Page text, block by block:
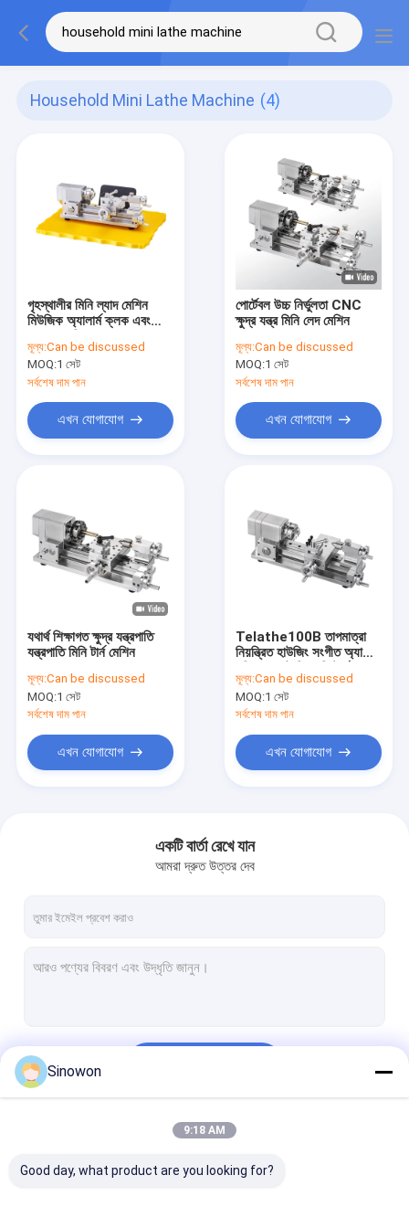
Household Mini Lathe Machine (4)
গৃহস্থালীর মিনি ল্যাদ মেশিন
মিউজিক অ্যালার্ম ক্লক এবং
মূল্য:Can be discussed
MOQ:1 সেট
সর্বশেষ দাম পান
এখন যোগাযোগ
পোর্টেবল উচ্চ নির্ভুলতা CNC
ক্ষুদ্র যন্ত্র মিনি লেদ মেশিন
মূল্য:Can be discussed
MOQ:1 সেট
সর্বশেষ দাম পান
এখন যোগাযোগ
যথার্থ শিক্ষাগত ক্ষুদ্র যন্ত্রপাতি
যন্ত্রপাতি মিনি টার্ন মেশিন
মূল্য:Can be discussed
MOQ:1 সেট
সর্বশেষ দাম পান
এখন যোগাযোগ
Telathe100B তাপমাত্রা
নিয়ন্ত্রিত হাউজিং সংগীত অ্যালার্ম
মূল্য:Can be discussed
MOQ:1 সেট
সর্বশেষ দাম পান
এখন যোগাযোগ
একটি বার্তা রেখে যান
আমরা দ্রুত উত্তর দেব
Sinowon
9:18 AM
Good day, what product are you looking for?